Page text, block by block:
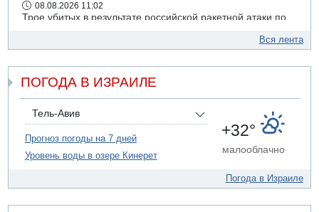
08.08.2026 11:02
Трое убитых в результате российской ракетной атаки по
07.08.2026 20:43
07.08.2026 20:41
Ynet: "Хизбалла" запустила БПЛА со взрывчаткой по
07.08.2026 19:16
ДТП в Ашдоде: тяжело ранены двое маленьких детей
07.08.2026 19:14
Вся лента
ПОГОДА В ИЗРАИЛЕ
Тель-Авив
Прогноз погоды на 7 дней
Уровень воды в озере Кинерет
+32°
малооблачно
Погода в Израиле